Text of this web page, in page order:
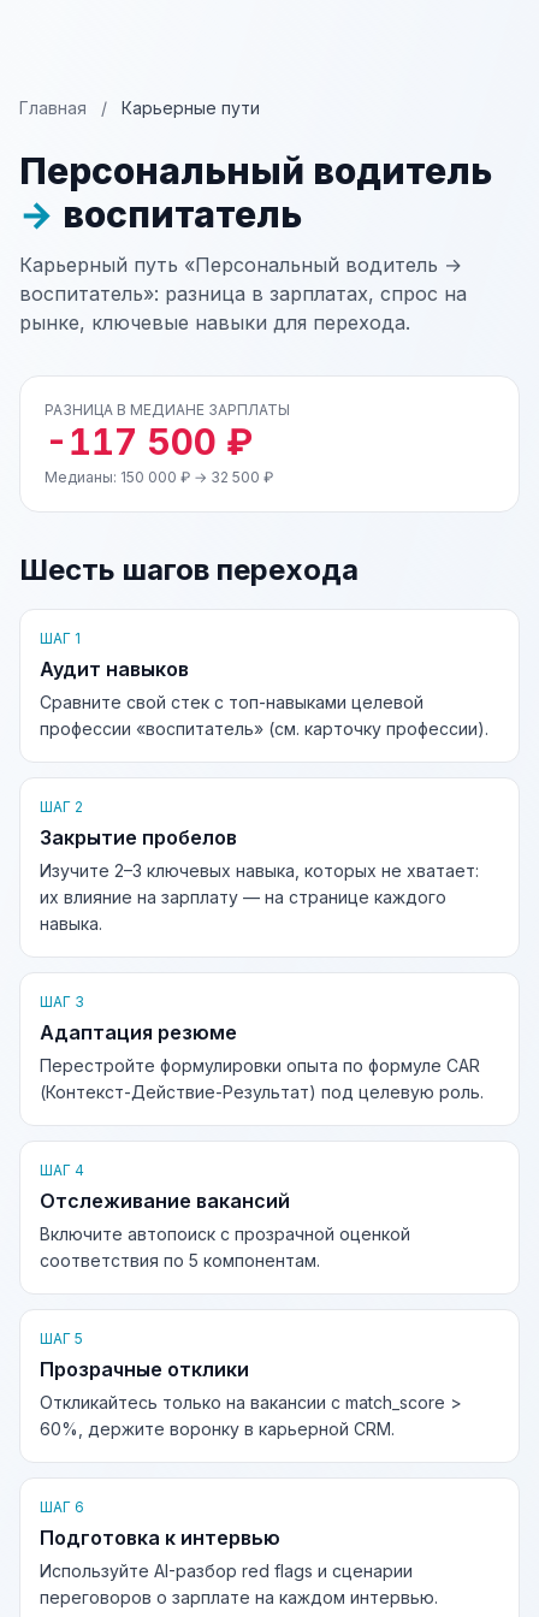
Главная / Карьерные пути
Персональный водитель
→ воспитатель
Карьерный путь «Персональный водитель →
воспитатель»: разница в зарплатах, спрос на
рынке, ключевые навыки для перехода.
РАЗНИЦА В МЕДИАНЕ ЗАРПЛАТЫ
-117 500 ₽
Медианы: 150 000 ₽ → 32 500 ₽
Шесть шагов перехода
ШАГ 1
Аудит навыков
Сравните свой стек с топ-навыками целевой
профессии «воспитатель» (см. карточку профессии).
ШАГ 2
Закрытие пробелов
Изучите 2–3 ключевых навыка, которых не хватает:
их влияние на зарплату — на странице каждого
навыка.
ШАГ 3
Адаптация резюме
Перестройте формулировки опыта по формуле CAR
(Контекст-Действие-Результат) под целевую роль.
ШАГ 4
Отслеживание вакансий
Включите автопоиск с прозрачной оценкой
соответствия по 5 компонентам.
ШАГ 5
Прозрачные отклики
Откликайтесь только на вакансии с match_score >
60%, держите воронку в карьерной CRM.
ШАГ 6
Подготовка к интервью
Используйте AI-разбор red flags и сценарии
переговоров о зарплате на каждом интервью.